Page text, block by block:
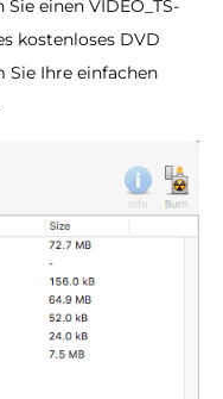
einen VIDEO_TS-
kostenloses DVD
Ihre einfachen